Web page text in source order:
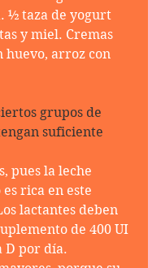
½ taza de yogurt
y miel. Cremas
huevo, arroz con
grupos de
suficiente
pues la leche
rica en este
lactantes deben
de 400 UI
D por día.